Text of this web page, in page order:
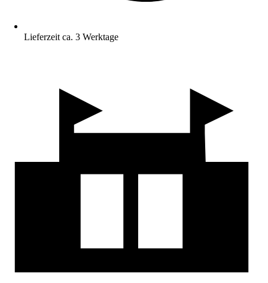
Lieferzeit ca. 3 Werktage